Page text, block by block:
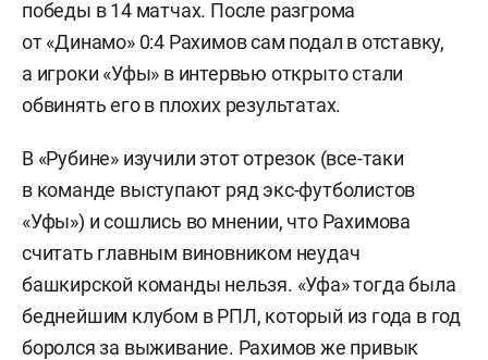
победы в 14 матчах. После разгрома
от «Динамо» 0:4 Рахимов сам подал в отставку,
а игроки «Уфы» в интервью открыто стали
обвинять его в плохих результатах.
В «Рубине» изучили этот отрезок (все-таки
в команде выступают ряд экс-футболистов
«Уфы») и сошлись во мнении, что Рахимова
считать главным виновником неудач
башкирской команды нельзя. «Уфа» тогда была
беднейшим клубом в РПЛ, который из года в год
боролся за выживание. Рахимов же привык